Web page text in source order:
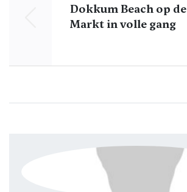
Dokkum Beach op de
Markt in volle gang